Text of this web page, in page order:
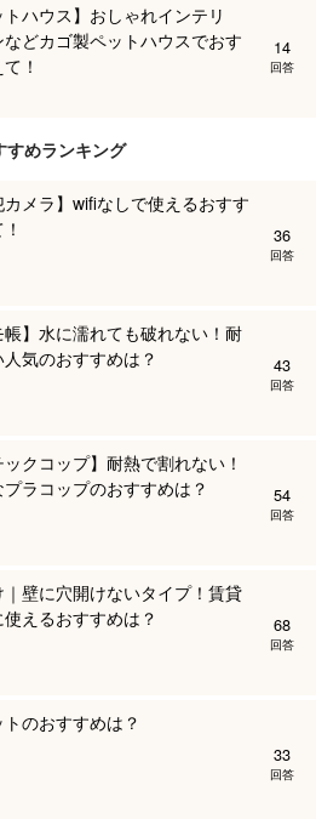
トハウス】おしゃれインテリ
どカゴ製ペットハウスでおす
！
14
回答
すめランキング
カメラ】wifiなしで使えるおすす
36
回答
帳】水に濡れても破れない！耐
気のおすすめは？
43
回答
ックコップ】耐熱で割れない！
ラコップのおすすめは？
54
回答
｜壁に穴開けないタイプ！賃貸
えるおすすめは？
68
回答
のおすすめは？
33
回答